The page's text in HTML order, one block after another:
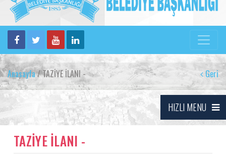
Anasayfa/ TAZİYE İLANI - Geri
HIZLI MENU
TAZİYE İLANI -